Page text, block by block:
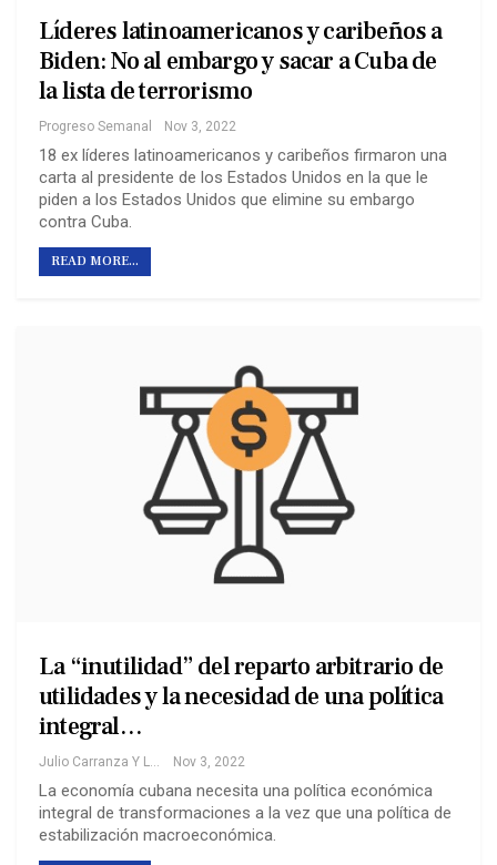
Líderes latinoamericanos y caribeños a
Biden: No al embargo y sacar a Cuba de
la lista de terrorismo
Progreso Semanal Nov 3, 2022
18 ex líderes latinoamericanos y caribeños firmaron una
carta al presidente de los Estados Unidos en la que le
piden a los Estados Unidos que elimine su embargo
contra Cuba.
READ MORE...
La “inutilidad” del reparto arbitrario de
utilidades y la necesidad de una política
integral…
Julio Carranza Y Luis Gutierrez Nov 3, 2022
La economía cubana necesita una política económica
integral de transformaciones a la vez que una política de
estabilización macroeconómica.